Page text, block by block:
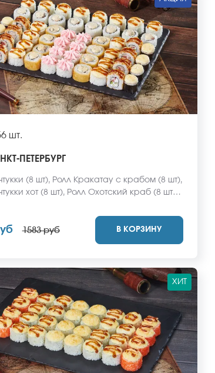
шт.
ПЕТЕРБУРГ
(8 шт), Ролл Кракатау с крабом (8 шт),
хот (8 шт), Ролл Охотский краб (8 шт),
шт), Ролл Монтана (8 шт) *Не забудьте
имбирь, васаби и соевый соус. Они не
стоимость заказа. *Внешний вид блюда
1583 руб В КОРЗИНУ
ХИТ